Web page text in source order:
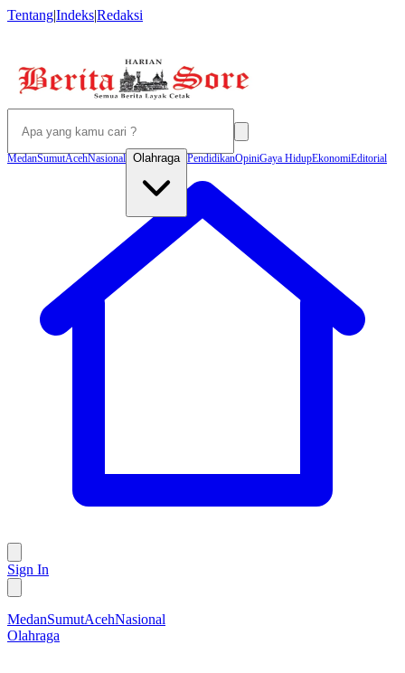
Tentang|Indeks|Redaksi
MedanSumutAcehNasional Olahraga PendidikanOpiniGaya HidupEkonomiEditorial
Sign In
MedanSumutAcehNasional
Olahraga